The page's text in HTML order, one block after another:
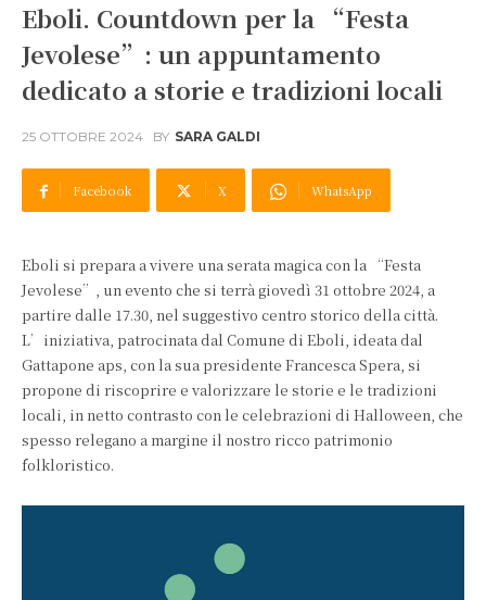
Eboli. Countdown per la “Festa
Jevolese”: un appuntamento
dedicato a storie e tradizioni locali
25 OTTOBRE 2024 BY SARA GALDI
Facebook X WhatsApp
Eboli si prepara a vivere una serata magica con la “Festa
Jevolese”, un evento che si terrà giovedì 31 ottobre 2024, a
partire dalle 17.30, nel suggestivo centro storico della città.
L’iniziativa, patrocinata dal Comune di Eboli, ideata dal
Gattapone aps, con la sua presidente Francesca Spera, si
propone di riscoprire e valorizzare le storie e le tradizioni
locali, in netto contrasto con le celebrazioni di Halloween, che
spesso relegano a margine il nostro ricco patrimonio
folkloristico.